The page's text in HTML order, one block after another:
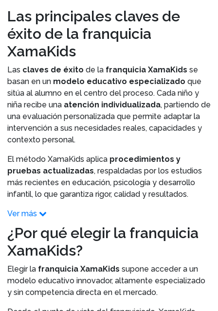
Las principales claves de
éxito de la franquicia
XamaKids
Las claves de éxito de la franquicia XamaKids se
basan en un modelo educativo especializado que
sitúa al alumno en el centro del proceso. Cada niño y
niña recibe una atención individualizada, partiendo de
una evaluación personalizada que permite adaptar la
intervención a sus necesidades reales, capacidades y
contexto personal.
El método XamaKids aplica procedimientos y
pruebas actualizadas, respaldadas por los estudios
más recientes en educación, psicología y desarrollo
infantil, lo que garantiza rigor, calidad y resultados.
Ver más
¿Por qué elegir la franquicia
XamaKids?
Elegir la franquicia XamaKids supone acceder a un
modelo educativo innovador, altamente especializado
y sin competencia directa en el mercado.